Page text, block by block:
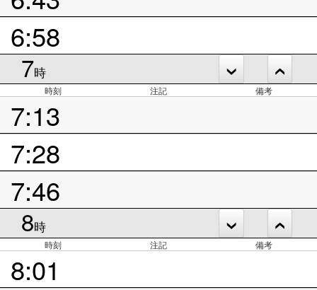
6:58
7時
時刻 注記 備考
7:13
7:28
7:46
8時
時刻 注記 備考
8:01